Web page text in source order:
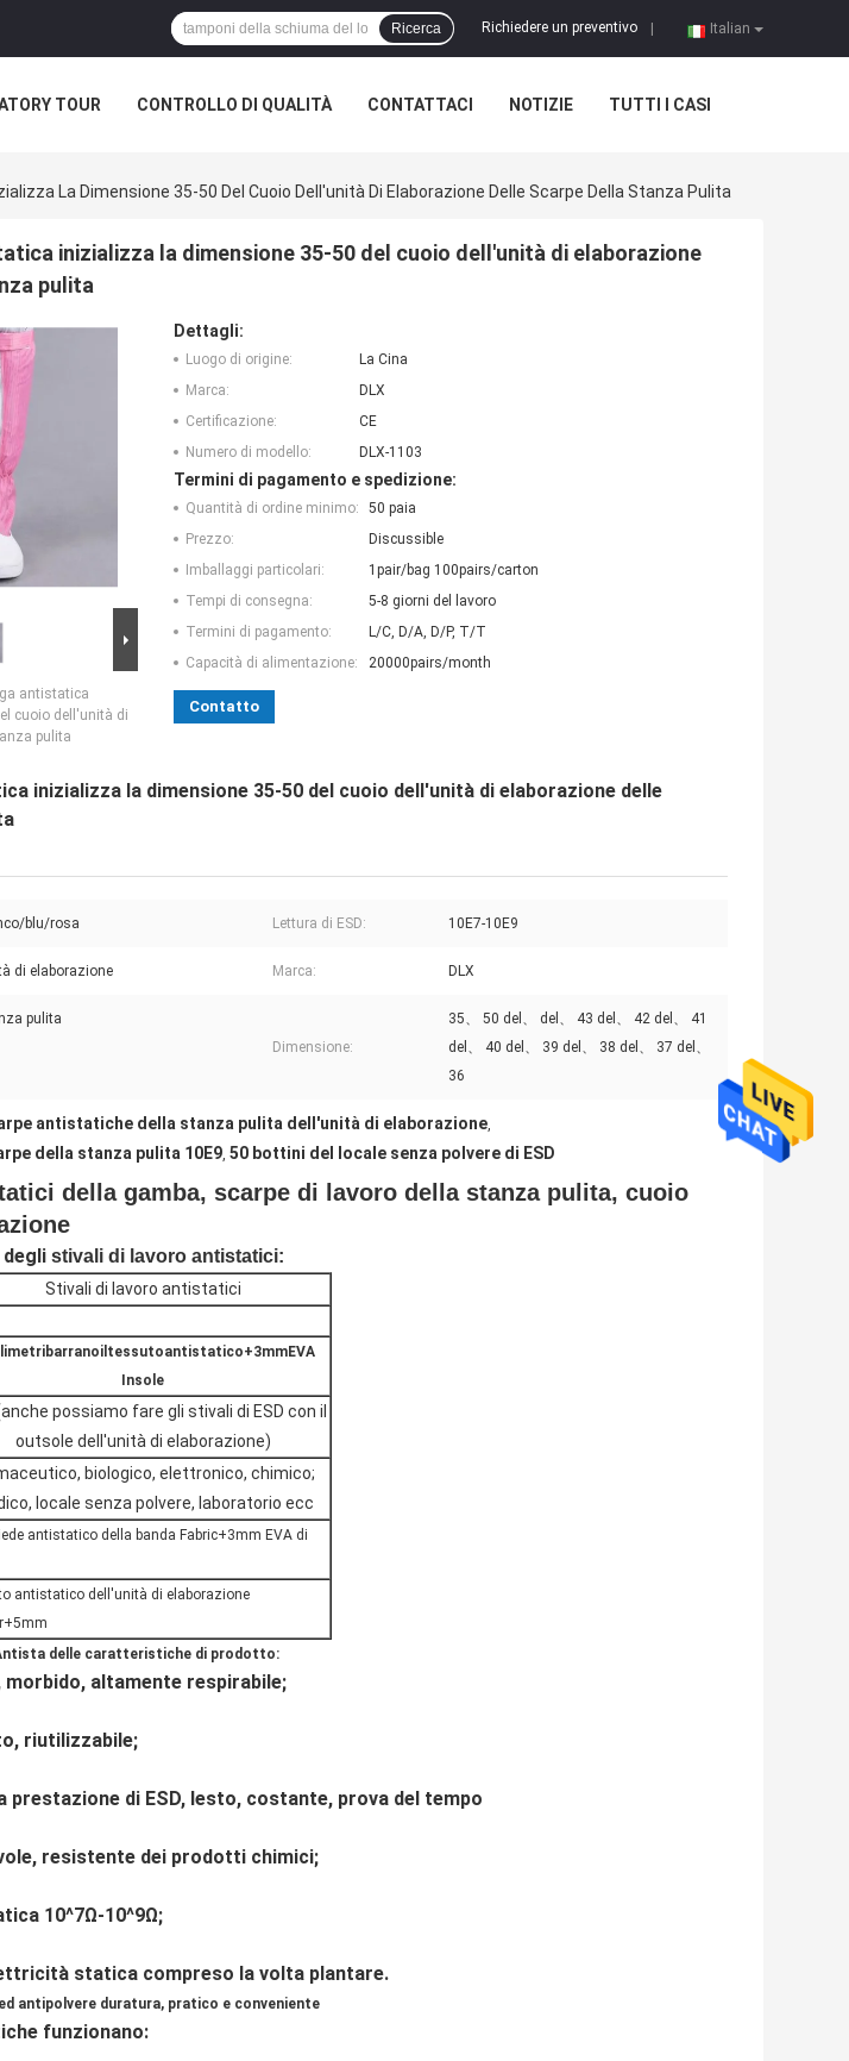
Italian
Richiedere un preventivo
Ricerca
TOUR CONTROLLO DI QUALITÀ CONTATTACI NOTIZIE TUTTI I CASI
La Dimensione 35-50 Del Cuoio Dell'unità Di Elaborazione Delle Scarpe Della Stanza Pulita
inizializza la dimensione 35-50 del cuoio dell'unità di elaborazione
pulita
antistatica
cuoio dell'unità di
pulita
Dettagli:
Luogo di origine:
La Cina
Marca:
DLX
Certificazione:
CE
Numero di modello:
DLX-1103
Termini di pagamento e spedizione:
Quantità di ordine minimo:
50 paia
Prezzo:
Discussible
Imballaggi particolari:
1pair/bag 100pairs/carton
Tempi di consegna:
5-8 giorni del lavoro
Termini di pagamento:
L/C, D/A, D/P, T/T
Capacità di alimentazione:
20000pairs/month
Contatto
inizializza la dimensione 35-50 del cuoio dell'unità di elaborazione delle
blu/rosa Lettura di ESD: 10E7-10E9
di elaborazione Marca: DLX
pulita
Dimensione:
35、 50 del、 del、 43 del、 42 del、 41
del、 40 del、 39 del、 38 del、 37 del、
36
antistatiche della stanza pulita dell'unità di elaborazione,
della stanza pulita 10E9, 50 bottini del locale senza polvere di ESD
della gamba, scarpe di lavoro della stanza pulita, cuoio
degli stivali di lavoro antistatici:
Stivali di lavoro antistatici
Insole
possiamo fare gli stivali di ESD con il
outsole dell'unità di elaborazione)
biologico, elettronico, chimico;
locale senza polvere, laboratorio ecc
antistatico della banda Fabric+3mm EVA di
antistatico dell'unità di elaborazione
delle caratteristiche di prodotto:
altamente respirabile;
riutilizzabile;
prestazione di ESD, lesto, costante, prova del tempo
resistente dei prodotti chimici;
10^7Ω-10^9Ω;
statica compreso la volta plantare.
antipolvere duratura, pratico e conveniente
funzionano: